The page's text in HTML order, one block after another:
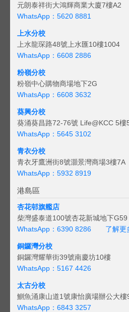
元朗泰祥街大鴻輝商業大廈7樓A2
WhatsApp：5620 8881
上水分校
上水龍琛路48號上水匯10樓1004
WhatsApp：6608 2886
粉嶺分校
粉嶺中心購物商場地下2G
WhatsApp：6608 3632
葵興分校
葵涌葵昌路72-76號 Life@KCC 5樓
WhatsApp：5645 3102
青衣分校
青衣牙鷹洲街8號灝景灣商場3樓7A
WhatsApp：5932 8919
港島區
杏花邨旗艦店
柴灣盛泰道100號杏花新城地下G59
WhatsApp：6390 8286
了解更
銅鑼灣分校
銅鑼灣耀華街39號南慶坊10樓
WhatsApp：5167 4426
太古分校
鰂魚涌康山道1號康怡廣場辦公大樓
WhatsApp：6843 3257